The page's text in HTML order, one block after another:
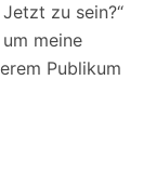
zu sein?“
meine
Publikum